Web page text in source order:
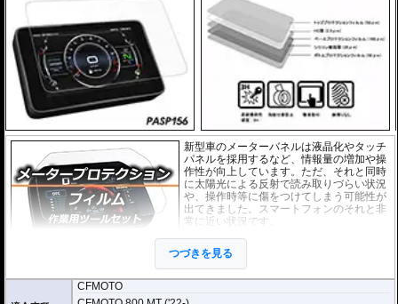
新型車のメーターバネルは液晶化やタッチ
パネルを採用するなど、情報量の増加や操
作性が向上しています。ただ、それと同時
に太陽光による反射で読み取りづらい状況
や、操作時等に傷をつけてしまう可能性が
出てきました。スマートフォンのそれと非
常に近い状況です。
このメーターパネルプロテクションフィル
ムは不要な傷や汚れからメーターパネルを
保護します。
ーパークリアとアンチグレア)が入っており、それぞれ目的に合わせたものをご
利用いただけます。
つづきを見る
CFMOTO